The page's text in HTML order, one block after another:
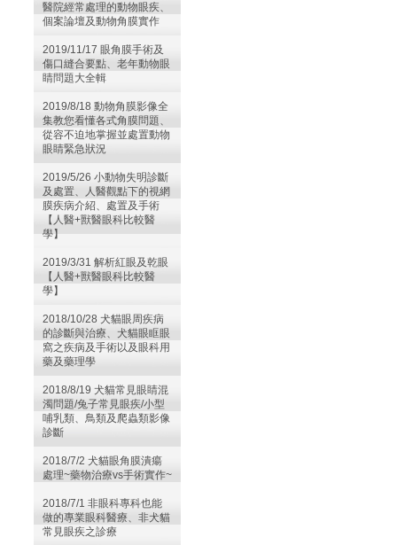
醫院經常處理的動物眼疾、
個案論壇及動物角膜實作
2019/11/17 眼角膜手術及
傷口縫合要點、老年動物眼
睛問題大全輯
2019/8/18 動物角膜影像全
集教您看懂各式角膜問題、
從容不迫地掌握並處置動物
眼睛緊急狀況
2019/5/26 小動物失明診斷
及處置、人醫觀點下的視網
膜疾病介紹、處置及手術
【人醫+獸醫眼科比較醫
學】
2019/3/31 解析紅眼及乾眼
【人醫+獸醫眼科比較醫
學】
2018/10/28 犬貓眼周疾病
的診斷與治療、犬貓眼眶眼
窩之疾病及手術以及眼科用
藥及藥理學
2018/8/19 犬貓常見眼睛混
濁問題/兔子常見眼疾/小型
哺乳類、鳥類及爬蟲類影像
診斷
2018/7/2 犬貓眼角膜潰瘍
處理~藥物治療vs手術實作~
2018/7/1 非眼科專科也能
做的專業眼科醫療、非犬貓
常見眼疾之診療